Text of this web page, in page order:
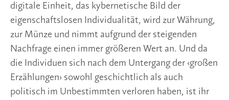
digitale Einheit, das kybernetische Bild der
eigenschaftslosen Individualität, wird zur Währung,
zur Münze und nimmt aufgrund der steigenden
Nachfrage einen immer größeren Wert an. Und da
die Individuen sich nach dem Untergang der ‹großen
Erzählungen› sowohl geschichtlich als auch
politisch im Unbestimmten verloren haben, ist ihr